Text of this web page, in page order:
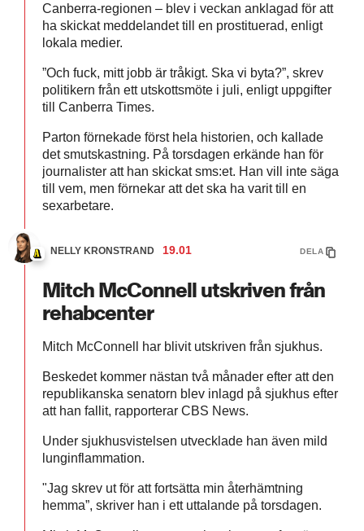
Canberra-regionen – blev i veckan anklagad för att
ha skickat meddelandet till en prostituerad, enligt
lokala medier.
”Och fuck, mitt jobb är tråkigt. Ska vi byta?”, skrev
politikern från ett utskottsmöte i juli, enligt uppgifter
till Canberra Times.
Parton förnekade först hela historien, och kallade
det smutskastning. På torsdagen erkände han för
journalister att han skickat sms:et. Han vill inte säga
till vem, men förnekar att det ska ha varit till en
sexarbetare.
NELLY KRONSTRAND 19.01 DELA
Mitch McConnell utskriven från
rehabcenter
Mitch McConnell har blivit utskriven från sjukhus.
Beskedet kommer nästan två månader efter att den
republikanska senatorn blev inlagd på sjukhus efter
att han fallit, rapporterar CBS News.
Under sjukhusvistelsen utvecklade han även mild
lunginflammation.
"Jag skrev ut för att fortsätta min återhämtning
hemma”, skriver han i ett uttalande på torsdagen.